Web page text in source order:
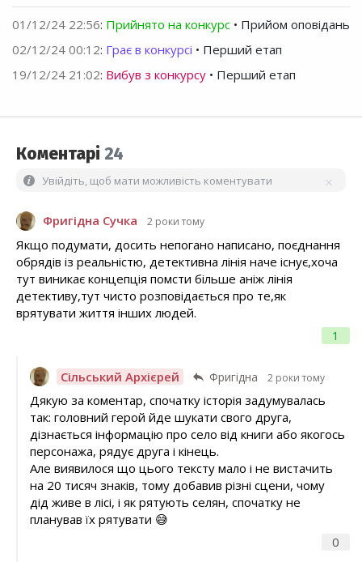
01/12/24 22:56: Прийнято на конкурс • Прийом оповідань
02/12/24 00:12: Грає в конкурсі • Перший етап
19/12/24 21:02: Вибув з конкурсу • Перший етап
Коментарі 24
Увійдіть, щоб мати можливість коментувати
Фригідна Сучка 2 роки тому
1
Якщо подумати, досить непогано написано, поєднання
обрядів із реальністю, детективна лінія наче існує,хоча
тут виникає концепція помсти більше аніж лінія
детективу,тут чисто розповідається про те,як
врятувати життя інших людей.
Сільський Архієрей Фригідна 2 роки тому
0
Дякую за коментар, спочатку історія задумувалась
так: головний герой йде шукати свого друга,
дізнається інформацію про село від книги або якогось
персонажа, рядує друга і кінець.
Але виявилося що цього тексту мало і не вистачить
на 20 тисяч знаків, тому добавив різні сцени, чому
дід живе в лісі, і як рятують селян, спочатку не
планував їх рятувати 😅